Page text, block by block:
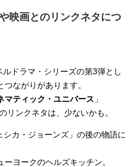
映画とのリンクネタにつ
ドラマ・シリーズの第3弾とし
ながりがあります。
マティック・ユニバース 」
リンクネタは、少ないかも。
カ・ジョーンズ」の後の物語に
ヨークのヘルズキッチン。